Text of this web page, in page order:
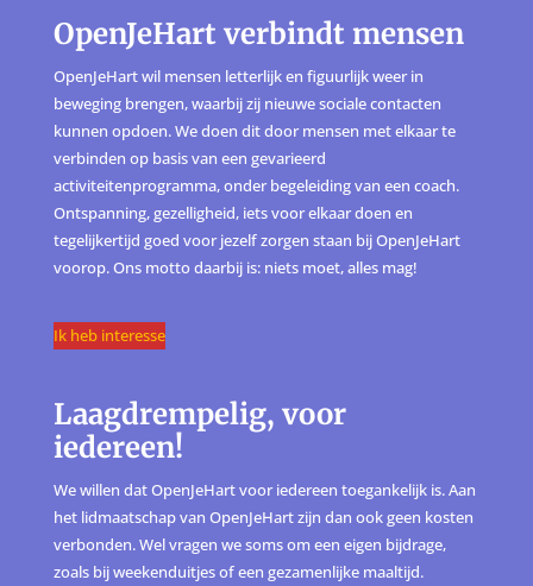
OpenJeHart verbindt mensen
OpenJeHart wil mensen letterlijk en figuurlijk weer in
beweging brengen, waarbij zij nieuwe sociale contacten
kunnen opdoen. We doen dit door mensen met elkaar te
verbinden op basis van een gevarieerd
activiteitenprogramma, onder begeleiding van een coach.
Ontspanning, gezelligheid, iets voor elkaar doen en
tegelijkertijd goed voor jezelf zorgen staan bij OpenJeHart
voorop. Ons motto daarbij is: niets moet, alles mag!
Ik heb interesse
Laagdrempelig, voor
iedereen!
We willen dat OpenJeHart voor iedereen toegankelijk is. Aan
het lidmaatschap van OpenJeHart zijn dan ook geen kosten
verbonden. Wel vragen we soms om een eigen bijdrage,
zoals bij weekenduitjes of een gezamenlijke maaltijd.